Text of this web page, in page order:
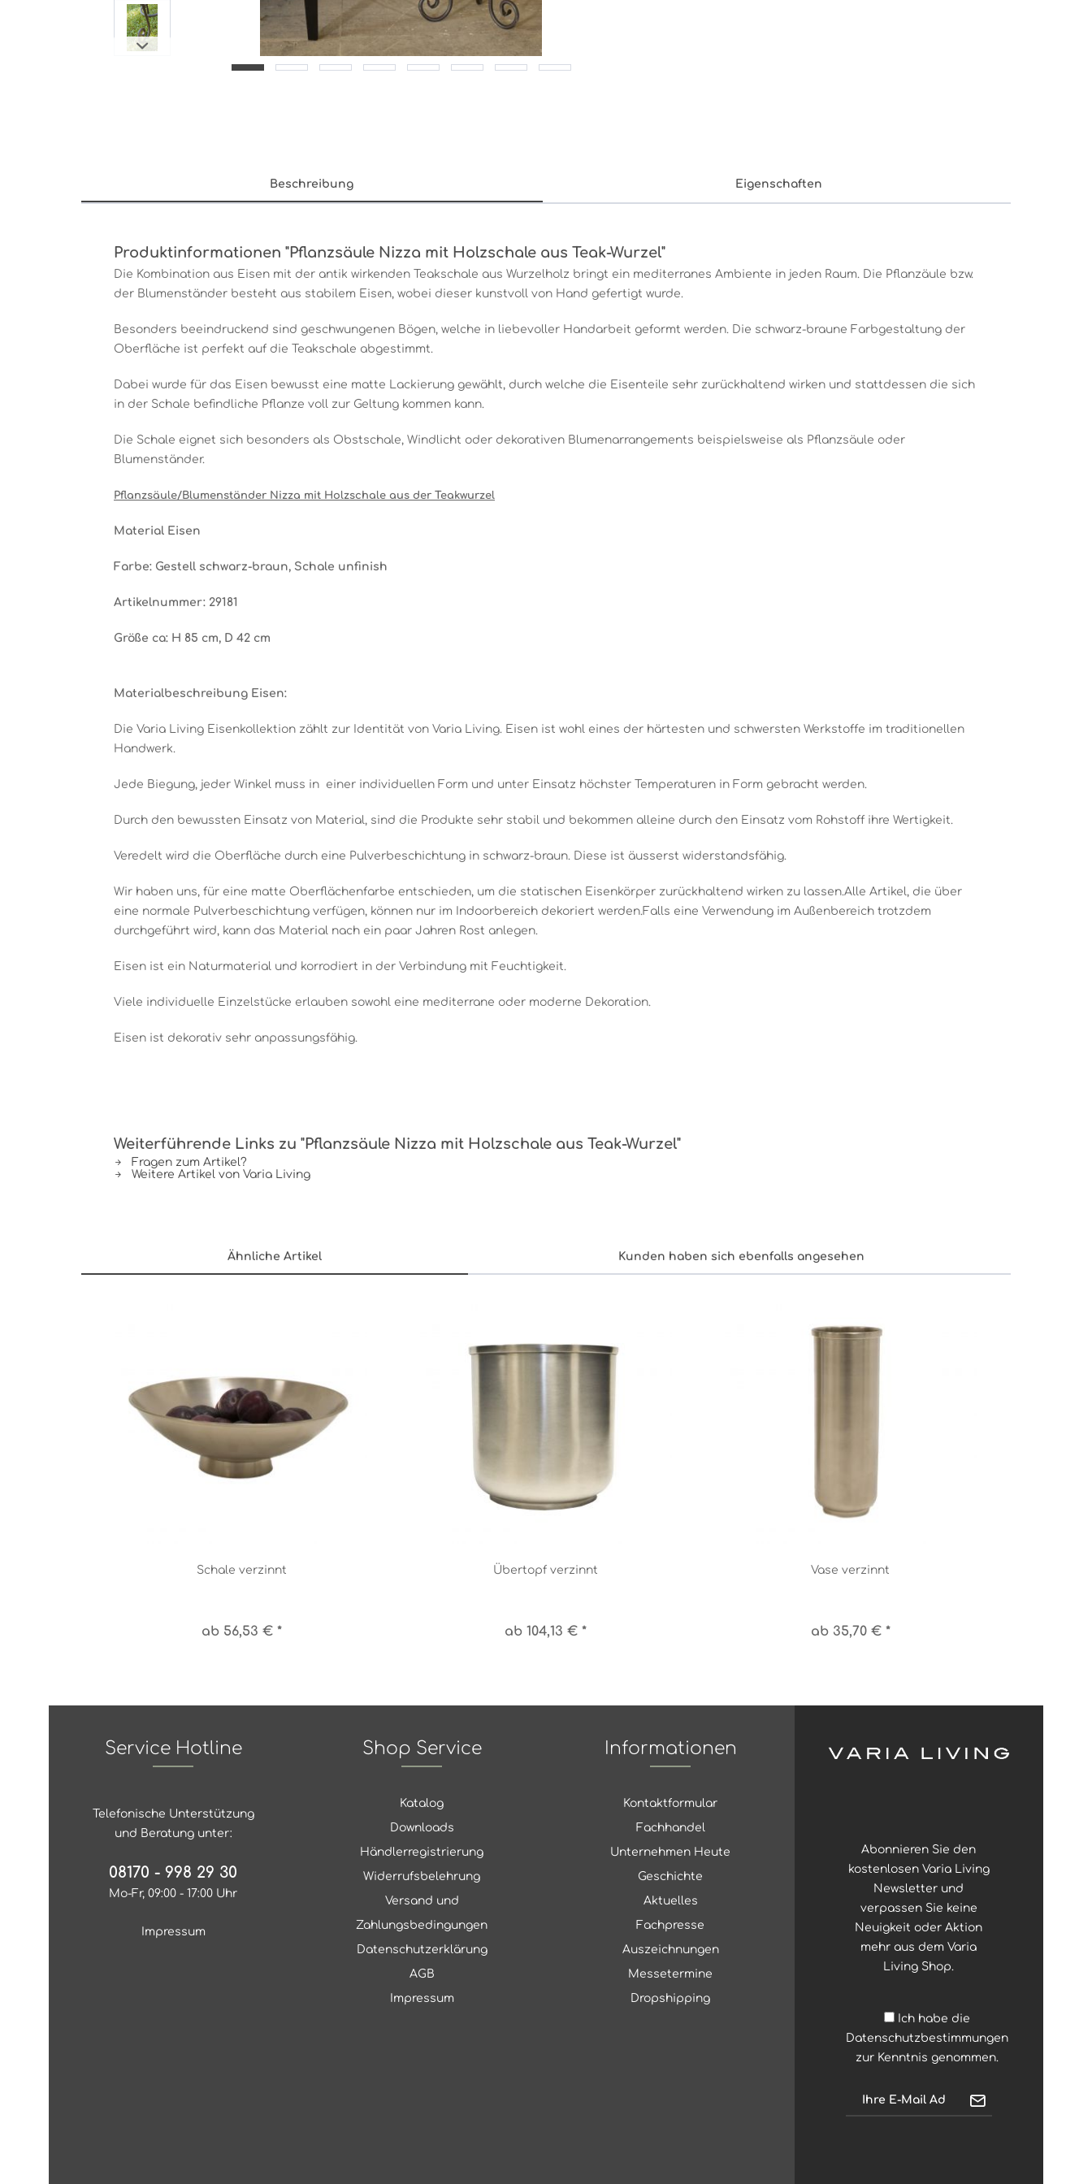
Beschreibung Eigenschaften
Produktinformationen "Pflanzsäule Nizza mit Holzschale aus Teak-Wurzel"
Die Kombination aus Eisen mit der antik wirkenden Teakschale aus Wurzelholz bringt ein mediterranes Ambiente in jeden Raum. Die Pflanzäule bzw.
der Blumenständer besteht aus stabilem Eisen, wobei dieser kunstvoll von Hand gefertigt wurde.
Besonders beeindruckend sind geschwungenen Bögen, welche in liebevoller Handarbeit geformt werden. Die schwarz-braune Farbgestaltung der
Oberfläche ist perfekt auf die Teakschale abgestimmt.
Dabei wurde für das Eisen bewusst eine matte Lackierung gewählt, durch welche die Eisenteile sehr zurückhaltend wirken und stattdessen die sich
in der Schale befindliche Pflanze voll zur Geltung kommen kann.
Die Schale eignet sich besonders als Obstschale, Windlicht oder dekorativen Blumenarrangements beispielsweise als Pflanzsäule oder
Blumenständer.
Pflanzsäule/Blumenständer Nizza mit Holzschale aus der Teakwurzel
Material Eisen
Farbe: Gestell schwarz-braun, Schale unfinish
Artikelnummer: 29181
Größe ca: H 85 cm, D 42 cm
Materialbeschreibung Eisen:
Die Varia Living Eisenkollektion zählt zur Identität von Varia Living. Eisen ist wohl eines der härtesten und schwersten Werkstoffe im traditionellen
Handwerk.
Jede Biegung, jeder Winkel muss in einer individuellen Form und unter Einsatz höchster Temperaturen in Form gebracht werden.
Durch den bewussten Einsatz von Material, sind die Produkte sehr stabil und bekommen alleine durch den Einsatz vom Rohstoff ihre Wertigkeit.
Veredelt wird die Oberfläche durch eine Pulverbeschichtung in schwarz-braun. Diese ist äusserst widerstandsfähig.
Wir haben uns, für eine matte Oberflächenfarbe entschieden, um die statischen Eisenkörper zurückhaltend wirken zu lassen.Alle Artikel, die über
eine normale Pulverbeschichtung verfügen, können nur im Indoorbereich dekoriert werden.Falls eine Verwendung im Außenbereich trotzdem
durchgeführt wird, kann das Material nach ein paar Jahren Rost anlegen.
Eisen ist ein Naturmaterial und korrodiert in der Verbindung mit Feuchtigkeit.
Viele individuelle Einzelstücke erlauben sowohl eine mediterrane oder moderne Dekoration.
Eisen ist dekorativ sehr anpassungsfähig.
Weiterführende Links zu "Pflanzsäule Nizza mit Holzschale aus Teak-Wurzel"
Fragen zum Artikel?
Weitere Artikel von Varia Living
Ähnliche Artikel Kunden haben sich ebenfalls angesehen
Schale verzinnt
ab 56,53 € *
Übertopf verzinnt
ab 104,13 € *
Vase verzinnt
ab 35,70 € *
Service Hotline
Telefonische Unterstützung
und Beratung unter:
08170 - 998 29 30
Mo-Fr, 09:00 - 17:00 Uhr
Impressum
Shop Service
Katalog
Downloads
Händlerregistrierung
Widerrufsbelehrung
Versand und
Zahlungsbedingungen
Datenschutzerklärung
AGB
Impressum
Informationen
Kontaktformular
Fachhandel
Unternehmen Heute
Geschichte
Aktuelles
Fachpresse
Auszeichnungen
Messetermine
Dropshipping
Abonnieren Sie den
kostenlosen Varia Living
Newsletter und
verpassen Sie keine
Neuigkeit oder Aktion
mehr aus dem Varia
Living Shop.
Ich habe die
Datenschutzbestimmungen
zur Kenntnis genommen.